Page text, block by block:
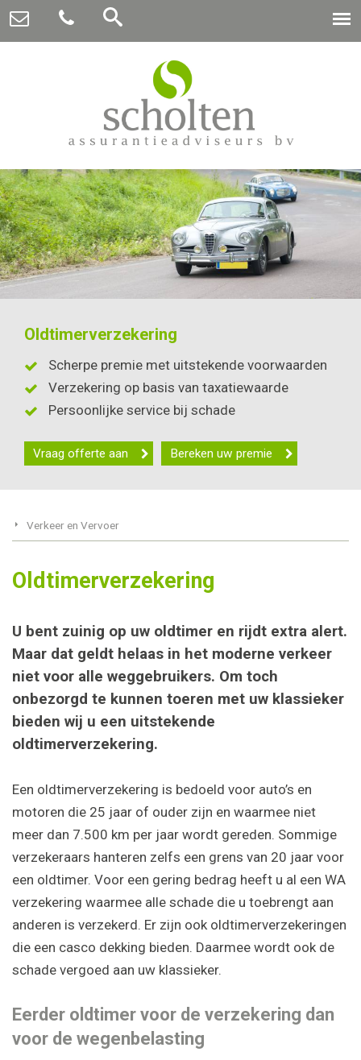
Oldtimerverzekering
Scherpe premie met uitstekende voorwaarden
Verzekering op basis van taxatiewaarde
Persoonlijke service bij schade
Vraag offerte aan Bereken uw premie
Verkeer en Vervoer
Oldtimerverzekering
U bent zuinig op uw oldtimer en rijdt extra alert.
Maar dat geldt helaas in het moderne verkeer
niet voor alle weggebruikers. Om toch
onbezorgd te kunnen toeren met uw klassieker
bieden wij u een uitstekende
oldtimerverzekering.
Een oldtimerverzekering is bedoeld voor auto’s en
motoren die 25 jaar of ouder zijn en waarmee niet
meer dan 7.500 km per jaar wordt gereden. Sommige
verzekeraars hanteren zelfs een grens van 20 jaar voor
een oldtimer. Voor een gering bedrag heeft u al een WA
verzekering waarmee alle schade die u toebrengt aan
anderen is verzekerd. Er zijn ook oldtimerverzekeringen
die een casco dekking bieden. Daarmee wordt ook de
schade vergoed aan uw klassieker.
Eerder oldtimer voor de verzekering dan
voor de wegenbelasting